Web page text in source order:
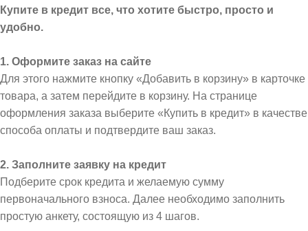
Купите в кредит все, что хотите быстро, просто и
удобно.
1. Оформите заказ на сайте
Для этого нажмите кнопку «Добавить в корзину» в карточке
товара, а затем перейдите в корзину. На странице
оформления заказа выберите «Купить в кредит» в качестве
способа оплаты и подтвердите ваш заказ.
2. Заполните заявку на кредит
Подберите срок кредита и желаемую сумму
первоначального взноса. Далее необходимо заполнить
простую анкету, состоящую из 4 шагов.